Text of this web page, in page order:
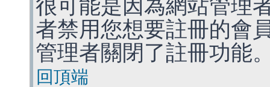
很可能是因為網站管理
者禁用您想要註冊的會
管理者關閉了註冊功能
回頂端